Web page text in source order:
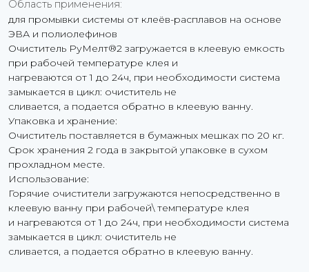
Область применения:
для промывки системы от клеёв-расплавов на основе
ЭВА и полиолефинов
Очиститель РуМелт®2 загружается в клеевую емкость
при рабочей температуре клея и
нагреваются от 1 до 24ч, при необходимости система
замыкается в цикл: очиститель не
сливается, а подается обратно в клеевую ванну.
Упаковка и хранение:
Очиститель поставляется в бумажных мешках по 20 кг.
Срок хранения 2 года в закрытой упаковке в сухом
прохладном месте.
Использование:
Горячие очистители загружаются непосредственно в
клеевую ванну при рабочей\ температуре клея
и нагреваются от 1 до 24ч, при необходимости система
замыкается в цикл: очиститель не
сливается, а подается обратно в клеевую ванну.